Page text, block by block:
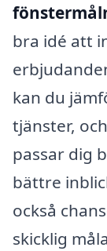
bra idé att
kan du
tjänster,
passar dig
bättre
också
skicklig